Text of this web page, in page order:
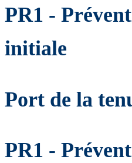
PR1 -
initiale
Port de la
PR1 -